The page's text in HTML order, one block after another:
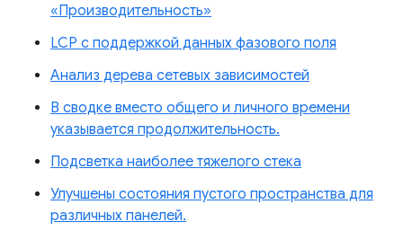
«Производительность»
LCP с поддержкой данных фазового поля
Анализ дерева сетевых зависимостей
В сводке вместо общего и личного времени
указывается продолжительность.
Подсветка наиболее тяжелого стека
Улучшены состояния пустого пространства для
различных панелей.